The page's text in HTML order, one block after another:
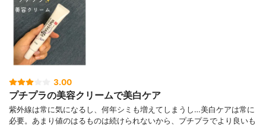
3.00
プチプラの美容クリームで美白ケア
紫外線は常に気になるし、何年シミも増えてしまうし…美白ケアは常に
必要。あまり値のはるものは続けられないから、プチプラでより良いも